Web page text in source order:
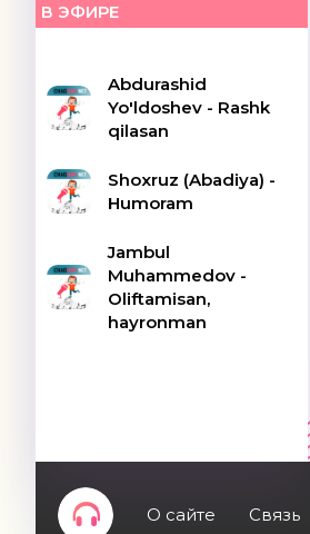
В ЭФИРЕ
Abdurashid
Yo'ldoshev - Rashk
qilasan
Shoxruz (Abadiya) -
Humoram
Jambul
Muhammedov -
Oliftamisan,
hayronman
О сайте Связь